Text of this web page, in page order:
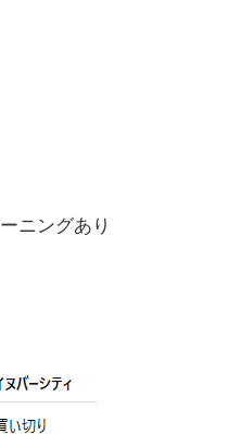
ニングあり